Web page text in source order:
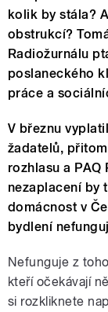
kolik by stála?
obstrukcí?
Radiožurnálu
poslaneckého
práce a
V březnu
žadatelů,
rozhlasu a PAQ
nezaplacení by
domácnost v
bydlení
Nefunguje z
kteří očekávají
si rozkliknete